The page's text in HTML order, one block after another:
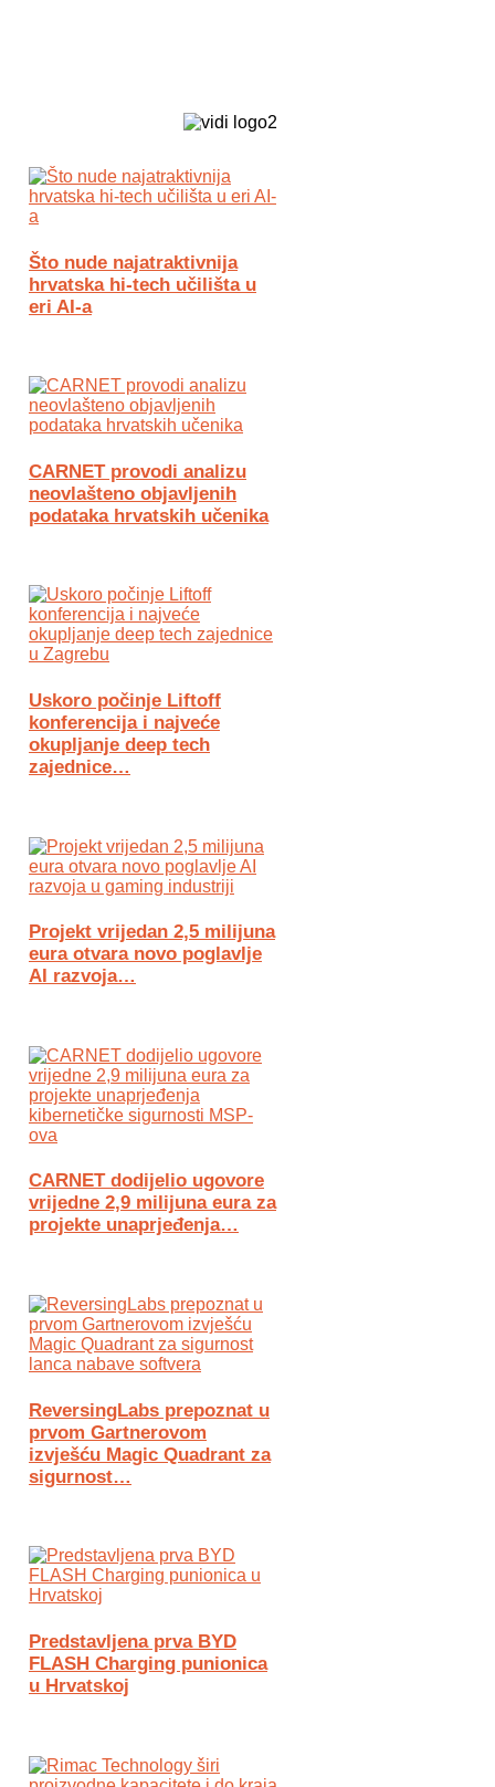
Što nude najatraktivnija
hrvatska hi-tech učilišta u
eri AI-a
CARNET provodi analizu
neovlašteno objavljenih
podataka hrvatskih učenika
Uskoro počinje Liftoff
konferencija i najveće
okupljanje deep tech
zajednice…
Projekt vrijedan 2,5 milijuna
eura otvara novo poglavlje
AI razvoja…
CARNET dodijelio ugovore
vrijedne 2,9 milijuna eura za
projekte unaprjeđenja…
ReversingLabs prepoznat u
prvom Gartnerovom
izvješću Magic Quadrant za
sigurnost…
Predstavljena prva BYD
FLASH Charging punionica
u Hrvatskoj